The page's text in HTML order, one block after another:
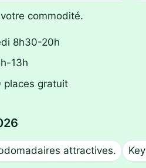
commodité.
8h30-20h
13h
places gratuit
attractives.